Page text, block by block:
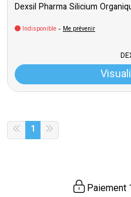
Dexsil Pharma Silicium
Indisponible - Me prévenir
1
Paiement